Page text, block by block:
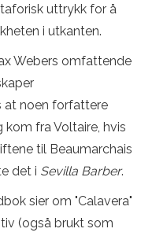
uttrykk for å
i utkanten.
Webers omfattende
at noen forfattere
fra Voltaire, hvis
til Beaumarchais
det i Sevilla Barber.
sier om "Calavera"
(også brukt som